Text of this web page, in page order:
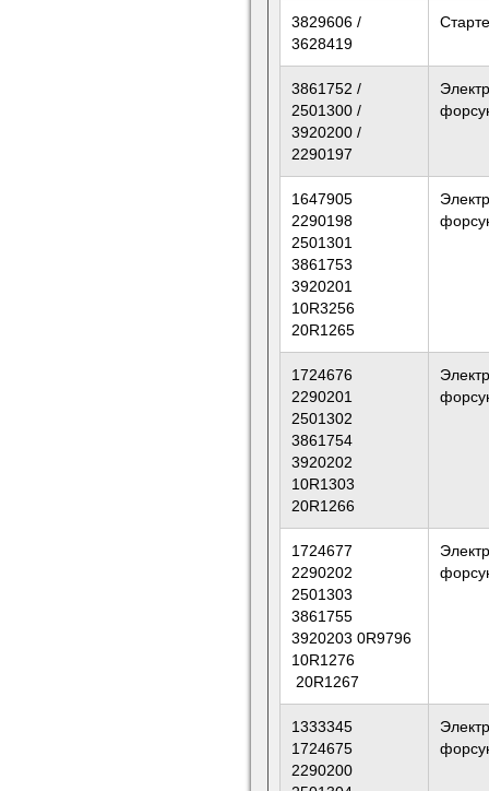
3829606 /
3628419
3861752 /
2501300 /
3920200 /
2290197
1647905
2290198
2501301
3861753
3920201
10R3256
20R1265
1724676
2290201
2501302
3861754
3920202
10R1303
20R1266
1724677
2290202
2501303
3861755
3920203 0R9796
10R1276
20R1267
1333345
1724675
2290200